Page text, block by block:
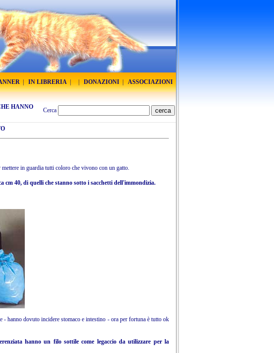
IN LIBRERIA DONAZIONI ASSOCIAZIONI
HANNO
Cerca
in guardia tutti coloro che vivono con un gatto.
40, di quelli che stanno sotto i sacchetti dell'immondizia.
- hanno dovuto incidere stomaco e intestino - ora per fortuna è tutto ok
hanno un filo sottile come legaccio da utilizzare per la